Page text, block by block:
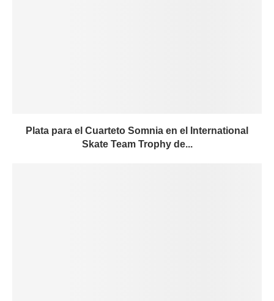
Plata para el Cuarteto Somnia en el International
Skate Team Trophy de...